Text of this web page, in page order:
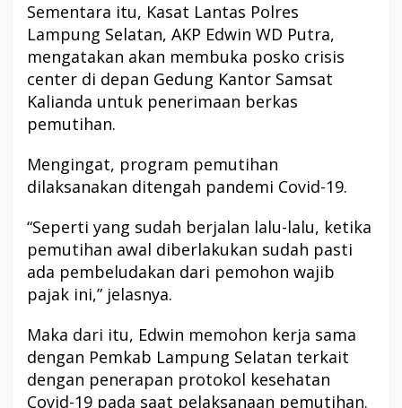
Sementara itu, Kasat Lantas Polres
Lampung Selatan, AKP Edwin WD Putra,
mengatakan akan membuka posko crisis
center di depan Gedung Kantor Samsat
Kalianda untuk penerimaan berkas
pemutihan.
Mengingat, program pemutihan
dilaksanakan ditengah pandemi Covid-19.
“Seperti yang sudah berjalan lalu-lalu, ketika
pemutihan awal diberlakukan sudah pasti
ada pembeludakan dari pemohon wajib
pajak ini,” jelasnya.
Maka dari itu, Edwin memohon kerja sama
dengan Pemkab Lampung Selatan terkait
dengan penerapan protokol kesehatan
Covid-19 pada saat pelaksanaan pemutihan.